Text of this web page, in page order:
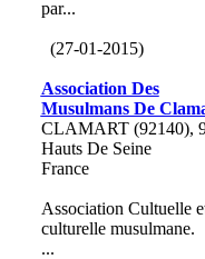
par...
(27-01-2015)
Association Des
Musulmans De
CLAMART (92140),
Hauts De Seine
France
Association Cultuelle
culturelle musulmane.
...